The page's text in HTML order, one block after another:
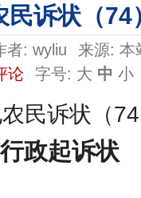
民诉状（74
者: wyliu 来源: 本
论
字号: 大 中 小
农民诉状（
政起诉状